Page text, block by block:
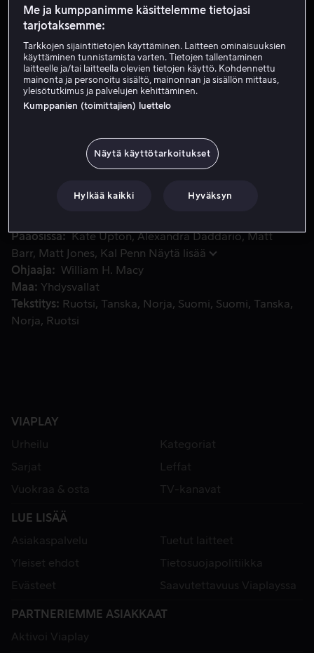
HD
Vuokraa 3,99 €
Osta 6,99 €
Työttömät sinkut Meg ja Kate ovat kovilla.
Työttömät sinkut Meg ja Kate ovat kovilla.
Epätoivoissaan he pakenevat todellisuutta äkkilähdöllä,
laskeutuu myrskyn takia St. Louisiin.
Pääosissa Kate Upton Alexandra Daddario Matt
Barr
Matt Jones Kal Penn Näytä lisää
Ohjaaja
William H. Macy
Maa
Yhdysvallat
Tekstitys
Ruotsi Tanska Norja Suomi Suomi
Tanska
Norja
Ruotsi
VIAPLAY
Urheilu
Kategoriat
Sarjat
Leffat
Vuokraa & osta
TV-kanavat
LUE LISÄÄ
Asiakaspalvelu
Tuetut laitteet
Yleiset ehdot
Tietosuojapolitiikka
Evästeet
Saavutettavuus Viaplayssa
PARTNERIEMME ASIAKKAAT
Aktivoi Viaplay
Me ja kumppanimme käsittelemme tietojasi
tarjotaksemme:
Tarkkojen sijaintitietojen käyttäminen. Laitteen ominaisuuksien
käyttäminen tunnistamista varten. Tietojen tallentaminen
laitteelle ja/tai laitteella olevien tietojen käyttö. Kohdennettu
mainonta ja personoitu sisältö, mainonnan ja sisällön mittaus,
yleisötutkimus ja palvelujen kehittäminen.
Kumppanien (toimittajien) luettelo
Näytä käyttötarkoitukset
Hylkää kaikki Hyväksyn